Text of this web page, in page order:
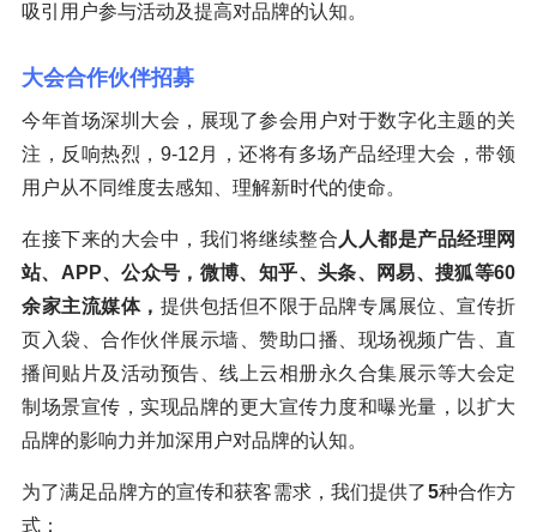
吸引用户参与活动及提高对品牌的认知。
大会合作伙伴招募
今年首场深圳大会，展现了参会用户对于数字化主题的关
注，反响热烈，9-12月，还将有多场产品经理大会，带领
用户从不同维度去感知、理解新时代的使命。
在接下来的大会中，我们将继续整合 人人都是产品经理网
站、APP、公众号，微博、知乎、头条、网易、搜狐等60
余家主流媒体， 提供包括但不限于品牌专属展位、宣传折
页入袋、合作伙伴展示墙、赞助口播、现场视频广告、直
播间贴片及活动预告、线上云相册永久合集展示等大会定
制场景宣传，实现品牌的更大宣传力度和曝光量，以扩大
品牌的影响力并加深用户对品牌的认知。
为了满足品牌方的宣传和获客需求，我们提供了5种合作方
式：